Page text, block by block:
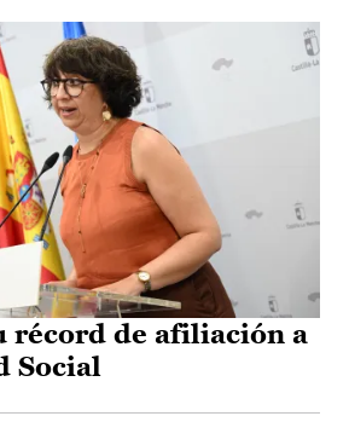
récord de afiliación a
Social